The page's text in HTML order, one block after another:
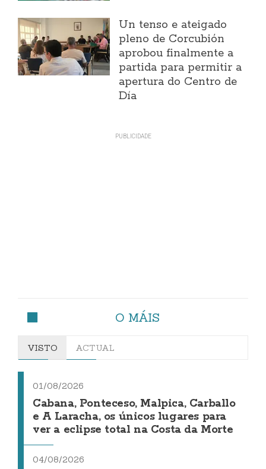
Un tenso e ateigado
pleno de Corcubión
aprobou finalmente a
partida para permitir a
apertura do Centro de
Día
O MÁIS
VISTO ACTUAL
01/08/2026
Cabana, Ponteceso, Malpica, Carballo
e A Laracha, os únicos lugares para
ver a eclipse total na Costa da Morte
04/08/2026